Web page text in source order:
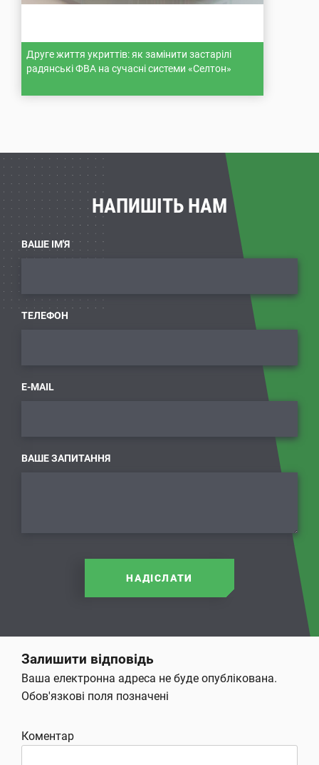
Друге життя укриттів: як замінити застарілі
радянські ФВА на сучасні системи «Селтон»
НАПИШІТЬ НАМ
ВАШЕ ІМ'Я
ТЕЛЕФОН
E-MAIL
ВАШЕ ЗАПИТАННЯ
НАДІСЛАТИ
Залишити відповідь
Ваша електронна адреса не буде опублікована.
Обов'язкові поля позначені
Коментар